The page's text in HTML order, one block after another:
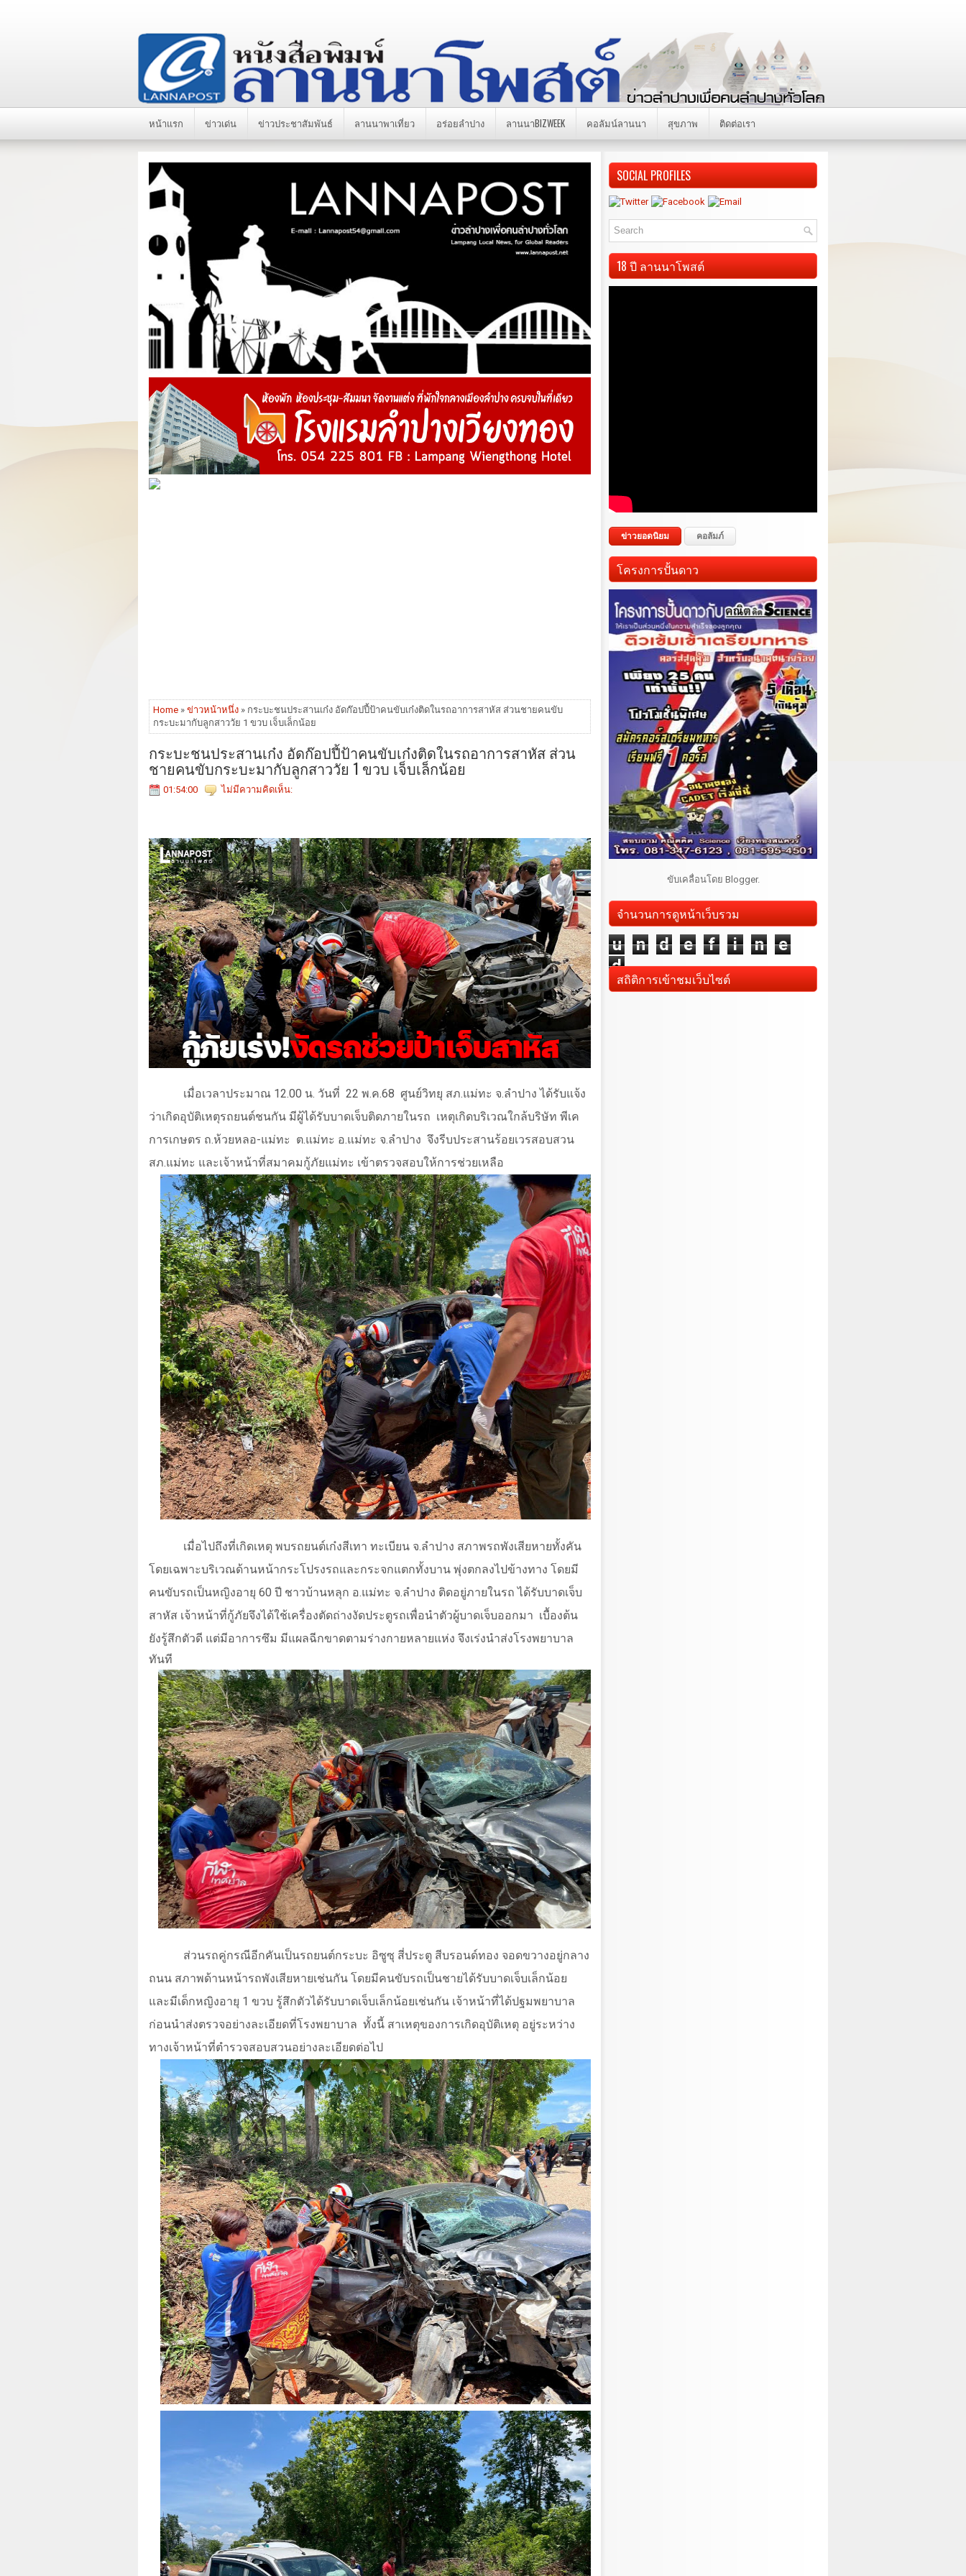
หน้าแรก ข่าวเด่น ข่าวประชาสัมพันธ์ ลานนาพาเที่ยว อร่อยลำปาง ลานนาBIZWEEK คอลัมน์ลานนา สุขภาพ ติดต่อเรา
Home » ข่าวหน้าหนึ่ง » กระบะชนประสานเก๋ง อัดก๊อปปี้ป้าคนขับเก๋งติดในรถอาการสาหัส ส่วนชายคนขับ
กระบะมากับลูกสาววัย 1 ขวบ เจ็บเล็กน้อย
กระบะชนประสานเก๋ง อัดก๊อปปี้ป้าคนขับเก๋งติดในรถอาการสาหัส ส่วน
ชายคนขับกระบะมากับลูกสาววัย 1 ขวบ เจ็บเล็กน้อย
01:54:00 ไม่มีความคิดเห็น:
เมื่อเวลาประมาณ 12.00 น. วันที่ 22 พ.ค.68 ศูนย์วิทยุ สภ.แม่ทะ จ.ลำปาง ได้รับแจ้ง
ว่าเกิดอุบัติเหตุรถยนต์ชนกัน มีผู้ได้รับบาดเจ็บติดภายในรถ เหตุเกิดบริเวณใกล้บริษัท พีเค
การเกษตร ถ.ห้วยหลอ-แม่ทะ ต.แม่ทะ อ.แม่ทะ จ.ลำปาง จึงรีบประสานร้อยเวรสอบสวน
สภ.แม่ทะ และเจ้าหน้าที่สมาคมกู้ภัยแม่ทะ เข้าตรวจสอบให้การช่วยเหลือ
เมื่อไปถึงที่เกิดเหตุ พบรถยนต์เก๋งสีเทา ทะเบียน จ.ลำปาง สภาพรถพังเสียหายทั้งคัน
โดยเฉพาะบริเวณด้านหน้ากระโปรงรถและกระจกแตกทั้งบาน พุ่งตกลงไปข้างทาง โดยมี
คนขับรถเป็นหญิงอายุ 60 ปี ชาวบ้านหลุก อ.แม่ทะ จ.ลำปาง ติดอยู่ภายในรถ ได้รับบาดเจ็บ
สาหัส เจ้าหน้าที่กู้ภัยจึงได้ใช้เครื่องตัดถ่างงัดประตูรถเพื่อนำตัวผู้บาดเจ็บออกมา เบื้องต้น
ยังรู้สึกตัวดี แต่มีอาการซึม มีแผลฉีกขาดตามร่างกายหลายแห่ง จึงเร่งนำส่งโรงพยาบาล
ทันที
ส่วนรถคู่กรณีอีกคันเป็นรถยนต์กระบะ อิซูซุ สี่ประตู สีบรอนด์ทอง จอดขวางอยู่กลาง
ถนน สภาพด้านหน้ารถพังเสียหายเช่นกัน โดยมีคนขับรถเป็นชายได้รับบาดเจ็บเล็กน้อย
และมีเด็กหญิงอายุ 1 ขวบ รู้สึกตัวได้รับบาดเจ็บเล็กน้อยเช่นกัน เจ้าหน้าที่ได้ปฐมพยาบาล
ก่อนนำส่งตรวจอย่างละเอียดที่โรงพยาบาล ทั้งนี้ สาเหตุของการเกิดอุบัติเหตุ อยู่ระหว่าง
ทางเจ้าหน้าที่ตำรวจสอบสวนอย่างละเอียดต่อไป
SOCIAL PROFILES
18 ปี ลานนาโพสต์
ข่าวยอดนิยม คอลัมภ์
โครงการปั้นดาว
ขับเคลื่อนโดย Blogger.
จำนวนการดูหน้าเว็บรวม
u n d e f i n
e
d
สถิติการเข้าชมเว็บไซต์